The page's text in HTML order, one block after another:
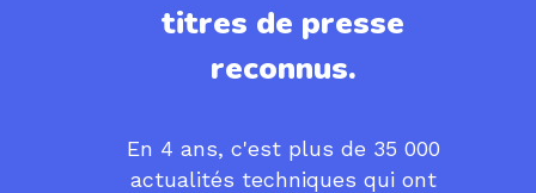
titres de presse
reconnus.
En 4 ans, c'est plus de 35 000
actualités techniques qui ont